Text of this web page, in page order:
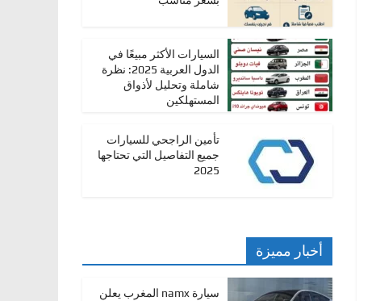
السيارات الأكثر مبيعًا في
الدول العربية 2025: نظرة
شاملة وتحليل لأذواق
المستهلكين
تأمين الراجحي للسيارات
جميع التفاصيل التي تحتاجها
2025
أخبار مميزة
سيارة namx المغرب يعلن